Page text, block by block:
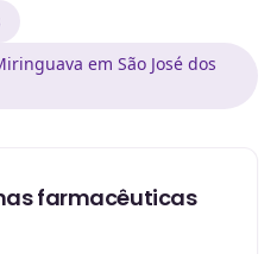
em São José dos
farmacêuticas